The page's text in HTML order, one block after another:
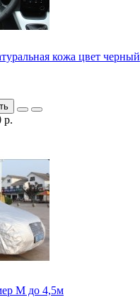
кожа цвет черный
р.
М до 4,5м